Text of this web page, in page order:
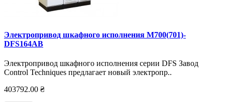
Электропривод шкафного исполнения M700(701)-
DFS164AB
Электропривод шкафного исполнения серии DFS Завод
Control Techniques предлагает новый электропр..
403792.00 ₴